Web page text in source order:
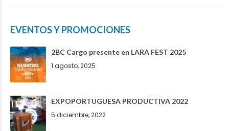
EVENTOS Y PROMOCIONES
2BC Cargo presente en LARA FEST 2025
1 agosto, 2025
EXPOPORTUGUESA PRODUCTIVA 2022
5 diciembre, 2022